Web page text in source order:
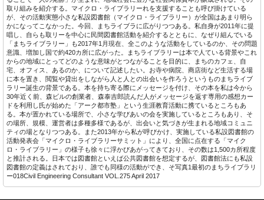
取り組みを紹介する。マイクロ・ライブラリーれを支援することも呼び掛けている
が、その活動実態小さな私設図書館（マイクロ・ライブラリー）が全国はあまり明ら
かになってこなかった。今回、まちライブラに広がりつつある。私自身が2011年に提
唱し、自らも取リーを中心に民間図書館活動を紹介するとともに、なぜり組んでいる
「まちライブラリー」も2017年1月現在、全このような活動をしているのか、その問題
意識、増加し国で約420カ所に広がった。まちライブラリーは本で人ている背景やこれ
からの地域にとってどのような意味がとつながることを目的に、まちのカフェ、自
宅、オフィス、あるのか、について記述したい。お寺や病院、商店街など生活する場
に本を置き、閲覧や貸出をしながら人と人との出会いを作ろうというものまちライブ
ラリー誕生の背景である。本を持ち寄る際にメッセージを付け、その本を私は今から
30年近く前、森ビルの創業者、森泰吉郎読んだ人がメッセージを返す専用の感想カー
ドを利用し氏が始めた「アーク都市塾」という生涯教育活動に携ているところもあ
る。本が置かれている場所で、小さな学びあいの会を実施しているところもあり、そ
の場所、規模、運営者は多種多様であるが、出会いと気づきが生まれる地域コミュニ
ティの場となりつつある。また2013年から私が呼びかけ、実施している私設図書館の
活動発表会「マイクロ・ライブラリーサミット」により、全国に点在する「マイク
ロ・ライブラリー」の様子も徐々に浮かびあがってきており、その数は1,500カ所程度
と推計される。日本では図書館といえば公共図書館を想定するが、図書館法にも私設
図書館の定義はされており、誰でも同様の活動ができ、そ写真1最初のまちライブラリ
ー018Civil Engineering Consultant VOL.275 April 2017